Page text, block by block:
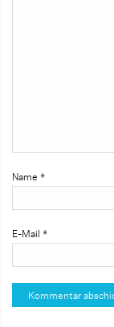
Name *
E-Mail *